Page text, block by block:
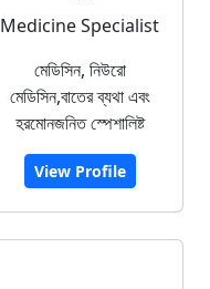
Medicine Specialist
মেডিসিন, নিউরো
মেডিসিন,বাতের ব্যথা এবং
হরমোনজনিত স্পেশালিষ্ট
View Profile